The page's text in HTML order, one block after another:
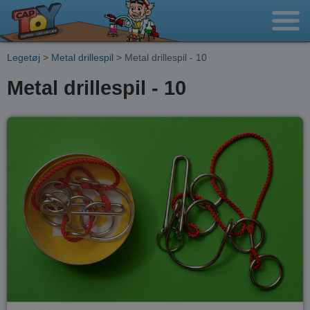
Legetøj > Metal drillespil > Metal drillespil - 10
Metal drillespil - 10